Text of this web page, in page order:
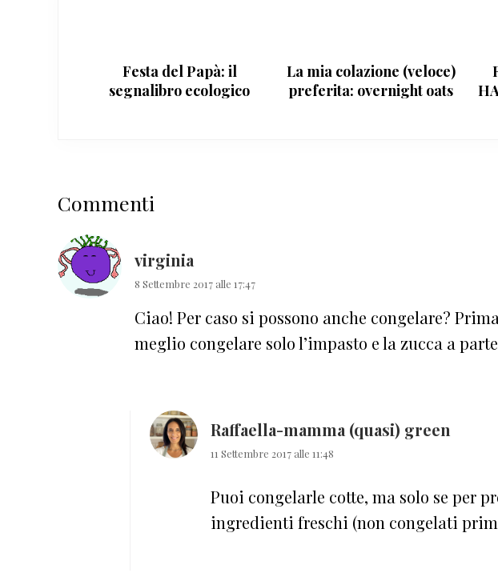
Festa del Papà: il
segnalibro ecologico
La mia colazione (veloce)
preferita: overnight oats
del
lettore
Commenti
virginia
8 Settembre 2017 alle 17:47
Ciao! Per caso si possono anche congelare?
meglio congelare solo l’impasto e la zucca a
Raffaella-mamma (quasi) green
11 Settembre 2017 alle 11:48
Puoi congelarle cotte, ma solo se per
ingredienti freschi (non congelati